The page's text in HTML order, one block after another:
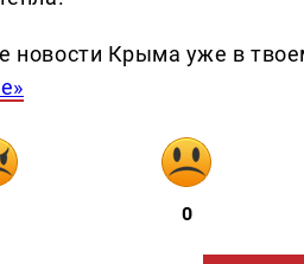
новости Крыма уже в
0